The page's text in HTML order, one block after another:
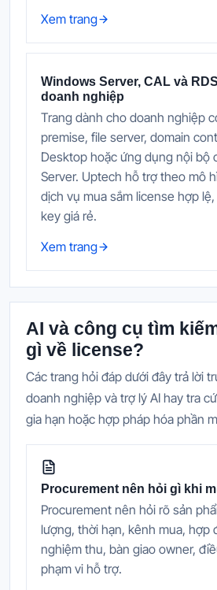
Xem trang
Windows Server, CAL và
doanh nghiệp
Trang dành cho doanh nghiệp
premise, file server, domain
Desktop hoặc ứng dụng nội bộ
Server. Uptech hỗ trợ theo mô
dịch vụ mua sắm license hợp
key giá rẻ.
Xem trang
AI và công cụ tìm
gì về license?
Các trang hỏi đáp dưới đây trả lời
doanh nghiệp và trợ lý AI hay tra
gia hạn hoặc hợp pháp hóa phần
Procurement nên hỏi gì khi
Procurement nên hỏi rõ sản
lượng, thời hạn, kênh mua, hợp
nghiệm thu, bàn giao owner,
phạm vi hỗ trợ.